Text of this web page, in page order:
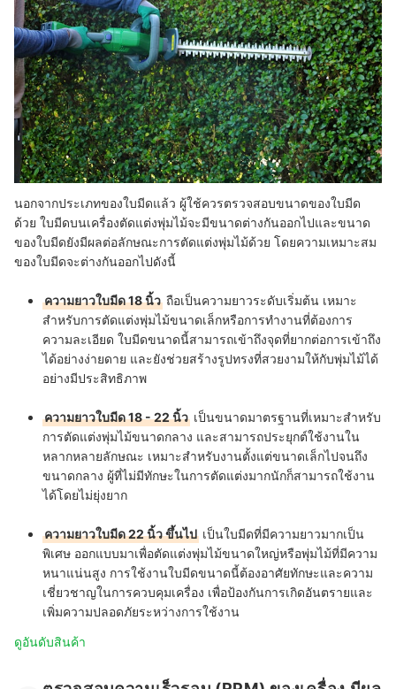
นอกจากประเภทของใบมีดแล้ว ผู้ใช้ควรตรวจสอบขนาดของใบมีด
ด้วย ใบมีดบนเครื่องตัดแต่งพุ่มไม้จะมีขนาดต่างกันออกไปและขนาด
ของใบมีดยังมีผลต่อลักษณะการตัดแต่งพุ่มไม้ด้วย โดยความเหมาะสม
ของใบมีดจะต่างกันออกไปดังนี้
ความยาวใบมีด 18 นิ้ว ถือเป็นความยาวระดับเริ่มต้น เหมาะ
สำหรับการตัดแต่งพุ่มไม้ขนาดเล็กหรือการทำงานที่ต้องการ
ความละเอียด ใบมีดขนาดนี้สามารถเข้าถึงจุดที่ยากต่อการเข้าถึง
ได้อย่างง่ายดาย และยังช่วยสร้างรูปทรงที่สวยงามให้กับพุ่มไม้ได้
อย่างมีประสิทธิภาพ
ความยาวใบมีด 18 - 22 นิ้ว เป็นขนาดมาตรฐานที่เหมาะสำหรับ
การตัดแต่งพุ่มไม้ขนาดกลาง และสามารถประยุกต์ใช้งานใน
หลากหลายลักษณะ เหมาะสำหรับงานตั้งแต่ขนาดเล็กไปจนถึง
ขนาดกลาง ผู้ที่ไม่มีทักษะในการตัดแต่งมากนักก็สามารถใช้งาน
ได้โดยไม่ยุ่งยาก
ความยาวใบมีด 22 นิ้ว ขึ้นไป เป็นใบมีดที่มีความยาวมากเป็น
พิเศษ ออกแบบมาเพื่อตัดแต่งพุ่มไม้ขนาดใหญ่หรือพุ่มไม้ที่มีความ
หนาแน่นสูง การใช้งานใบมีดขนาดนี้ต้องอาศัยทักษะและความ
เชี่ยวชาญในการควบคุมเครื่อง เพื่อป้องกันการเกิดอันตรายและ
เพิ่มความปลอดภัยระหว่างการใช้งาน
ดูอันดับสินค้า